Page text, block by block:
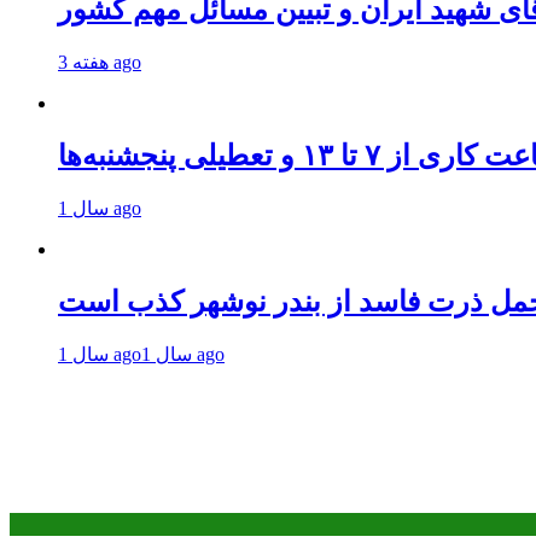
شهید ایران و تبیین مسائل مهم کشور
3 هفته ago
تعطیلی پنجشنبه‌ها
1 سال ago
ذرت فاسد از بندر نوشهر کذب است
1 سال ago 1 سال ago